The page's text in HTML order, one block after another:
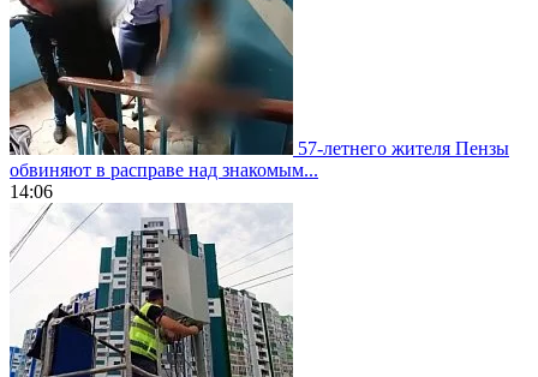
57-летнего жителя Пензы
обвиняют в расправе над знакомым...
14:06